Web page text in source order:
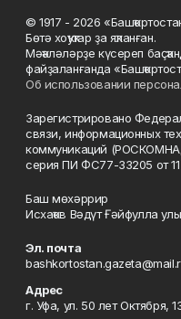
© 1917 - 2026
Бөтә хоҡуҡтар ҙа яҡланған.
Мәҡәләләрҙе күсереп
файҙаланғанда
Об использовании
Зарегистрировано
связи, информационных
коммуникаций
серия ПИ ФС77-33205 от 11
Баш мөхәррир
Исхаҡов Вәдүт Ғәйфулла улы
Эл. почта
Адрес
г. Уфа, ул. 50 лет Октября,